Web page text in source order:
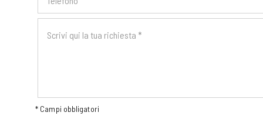
* Campi obbligatori